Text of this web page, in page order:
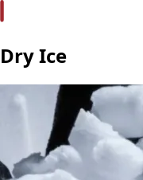
Dry Ice